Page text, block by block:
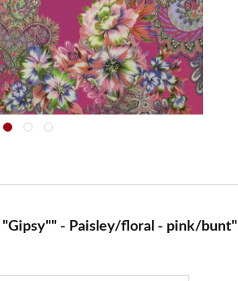
- Paisley/floral - pink/bunt"